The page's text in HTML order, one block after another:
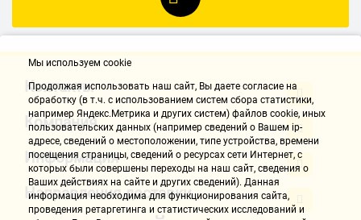
Контакты
Компания
Информация
Направления доставки
Мы используем cookie
Продолжая использовать наш cайт, Вы даете согласие на
обработку (в т.ч. с использованием систем сбора статистики,
например Яндекс.Метрика и других систем) файлов cookie, иных
пользовательских данных (например сведений о Вашем ip-
адресе, сведений о местоположении, типе устройства, времени
посещения страницы, сведений о ресурсах сети Интернет, с
которых были совершены переходы на наш сайт, сведения о
Ваших действиях на сайте и других сведений). Данная
информация необходима для функционирования сайта,
проведения ретаргетинга и статистических исследований и